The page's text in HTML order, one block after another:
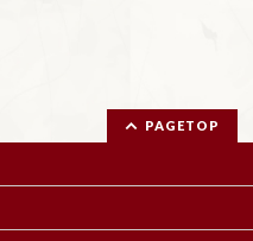
PAGETOP